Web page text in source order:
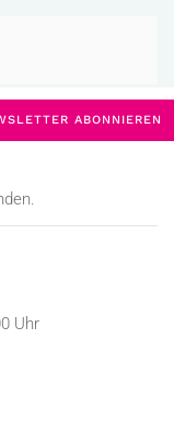
Uhr
ABONNIEREN